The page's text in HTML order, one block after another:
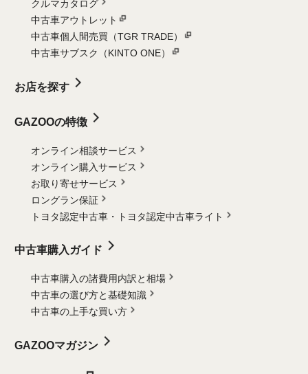
クルマカタログ
中古車アウトレット
中古車個人間売買（TGR TRADE）
中古車サブスク（KINTO ONE）
お店を探す
GAZOOの特徴
オンライン相談サービス
オンライン購入サービス
お取り寄せサービス
ロングラン保証
トヨタ認定中古車・
トヨタ認定中古車ライト
中古車購入ガイド
中古車購入の諸費用内訳と相場
中古車の選び方と基礎知識
中古車の上手な買い方
GAZOOマガジン